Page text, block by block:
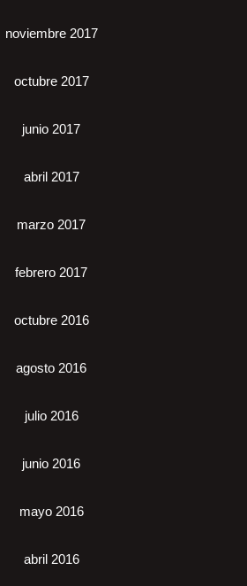
noviembre 2017
octubre 2017
junio 2017
abril 2017
marzo 2017
febrero 2017
octubre 2016
agosto 2016
julio 2016
junio 2016
mayo 2016
abril 2016